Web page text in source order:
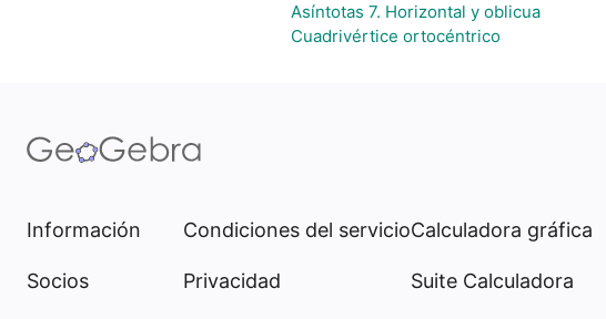
Asíntotas 7. Horizontal y oblicua
Cuadrivértice ortocéntrico
Información
Socios
Condiciones del servicio
Privacidad
Calculadora gráfica
Suite Calculadora